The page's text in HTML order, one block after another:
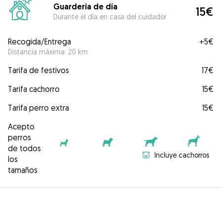
Guardería de día
Durante el día en casa del cuidador 15€
Recogida/Entrega
Distancia máxima: 20 km
+5€
Tarifa de festivos
17€
Tarifa cachorro
15€
Tarifa perro extra
15€
Acepto
perros
de todos
los
tamaños
Incluye cachorros